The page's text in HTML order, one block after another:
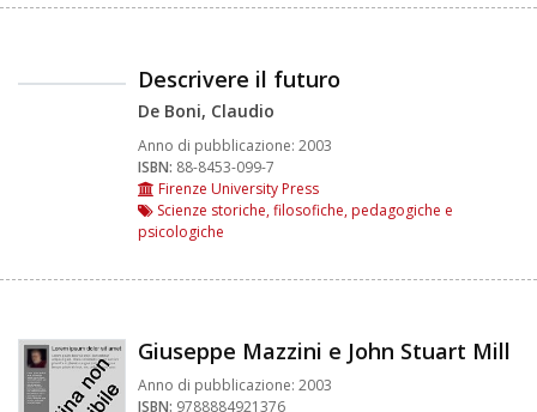
Descrivere il futuro
De Boni, Claudio
Anno di pubblicazione: 2003
ISBN: 88-8453-099-7
Firenze University Press
Scienze storiche, filosofiche, pedagogiche e
psicologiche
Giuseppe Mazzini e John Stuart Mill
Anno di pubblicazione: 2003
ISBN: 9788884921376